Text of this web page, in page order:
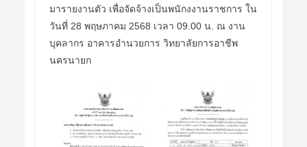
มารายงานตัว เพื่อจัดจ้างเป็นพนักงงานราชการ ใน
วันที่ 28 พฤษภาคม 2568 เวลา 09.00 น. ณ งาน
บุคลากร อาคารอำนวยการ วิทยาลัยการอาชีพ
นครนายก